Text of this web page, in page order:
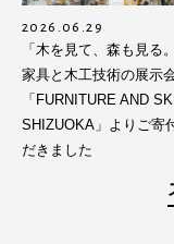
2026.06.29
「木を見て、森も見る
家具と木工技術の展示
「FURNITURE AND
SHIZUOKA」よりご寄
だきました